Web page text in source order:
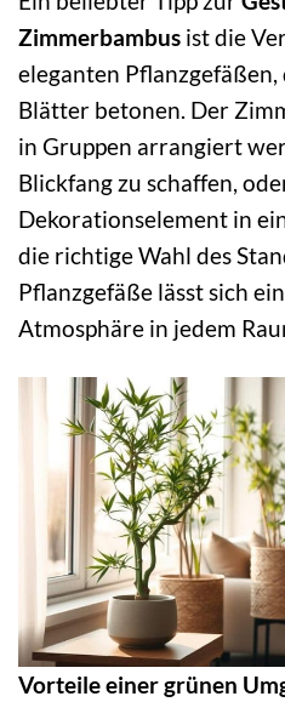
Zimmerbambus ist die
eleganten
Blätter betonen. Der
in Gruppen arrangiert
Blickfang zu schaffen,
Dekorationselement in
die richtige Wahl des
Pflanzgefäße lässt sich
Atmosphäre in jedem
Vorteile einer grünen